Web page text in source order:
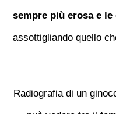
sempre più erosa e
assottigliando quello
Radiografia di un